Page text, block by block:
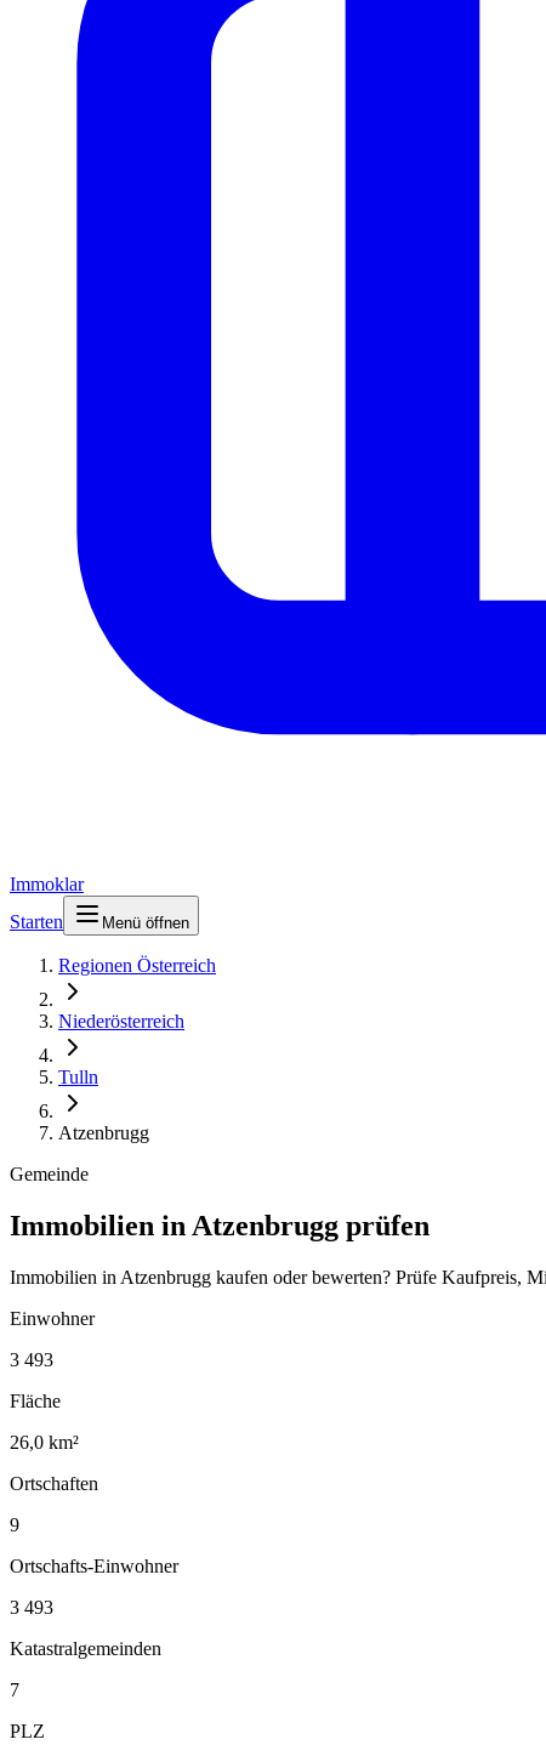
Immoklar
Starten
Menü öffnen
Regionen Österreich
Niederösterreich
Tulln
Atzenbrugg
Gemeinde
Immobilien in Atzenbrugg prüfen
Immobilien in Atzenbrugg kaufen oder bewerten? Prüfe Kaufpreis,
Einwohner
3 493
Fläche
26,0 km²
Ortschaften
9
Ortschafts-Einwohner
3 493
Katastralgemeinden
7
PLZ